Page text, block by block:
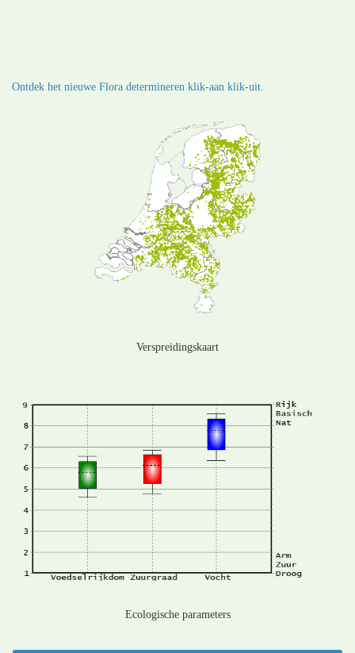
Ontdek het nieuwe Flora determineren klik-aan klik-uit.
Verspreidingskaart
Ecologische parameters